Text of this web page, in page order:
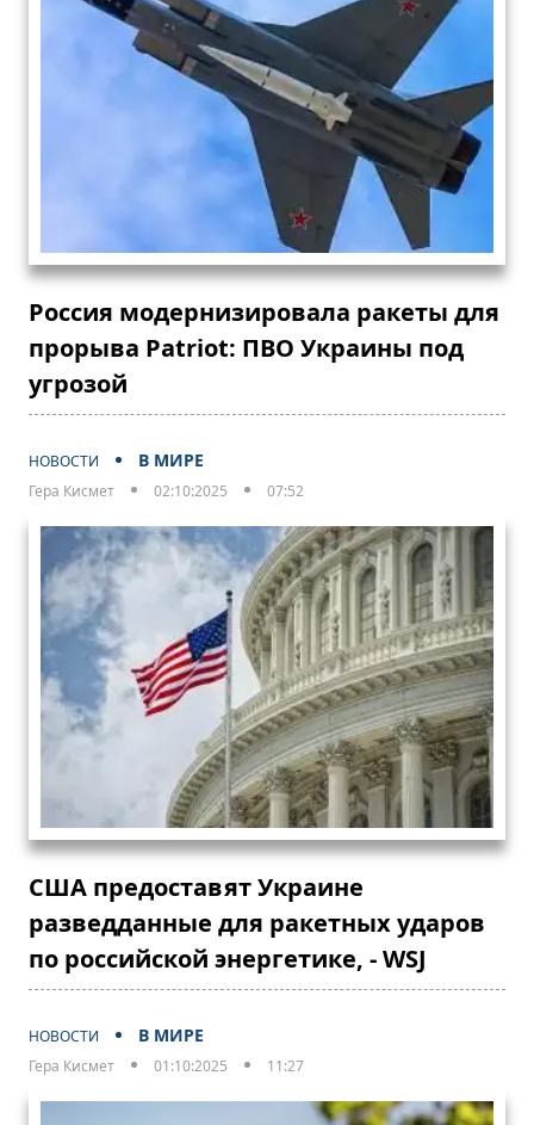
Россия модернизировала ракеты для
прорыва Patriot: ПВО Украины под
угрозой
НОВОСТИ В МИРЕ
Гера Кисмет 02:10:2025 07:52
США предоставят Украине
разведданные для ракетных ударов
по российской энергетике, - WSJ
НОВОСТИ В МИРЕ
Гера Кисмет 01:10:2025 11:27